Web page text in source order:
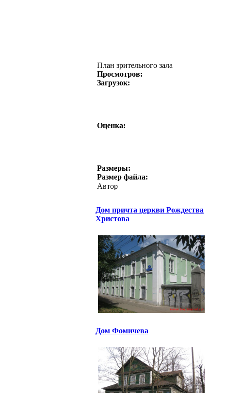
План зрительного зала
Просмотров:
Загрузок:
Оценка:
Размеры:
Размер файла:
Автор
Дом причта церкви Рождества
Христова
Дом Фомичева